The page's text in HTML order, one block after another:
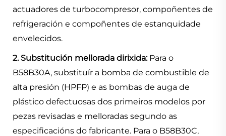
actuadores de turbocompresor, compoñentes de
refrigeración e compoñentes de estanquidade
envelecidos.
2. Substitución mellorada dirixida: Para o
B58B30A, substituír a bomba de combustible de
alta presión (HPFP) e as bombas de auga de
plástico defectuosas dos primeiros modelos por
pezas revisadas e melloradas segundo as
especificacións do fabricante. Para o B58B30C,